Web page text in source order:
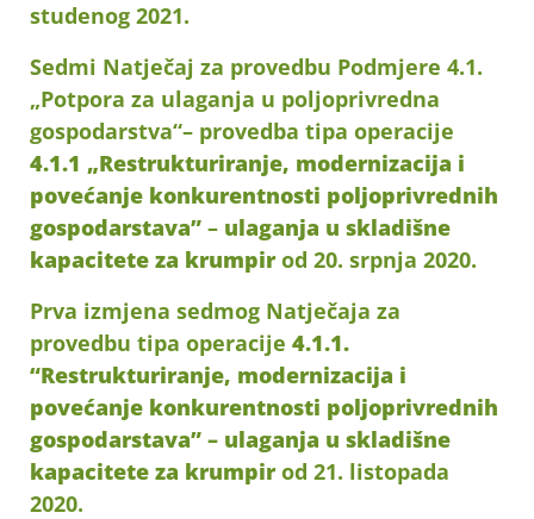
studenog 2021.
Sedmi Natječaj za provedbu Podmjere 4.1.
„Potpora za ulaganja u poljoprivredna
gospodarstva“– provedba tipa operacije
4.1.1 „Restrukturiranje, modernizacija i
povećanje konkurentnosti poljoprivrednih
gospodarstava” – ulaganja u skladišne
kapacitete za krumpirod 20. srpnja 2020.
Prva izmjena sedmog Natječaja za
provedbu tipa operacije 4.1.1.
“Restrukturiranje, modernizacija i
povećanje konkurentnosti poljoprivrednih
gospodarstava” – ulaganja u skladišne
kapacitete za krumpirod 21. listopada
2020.